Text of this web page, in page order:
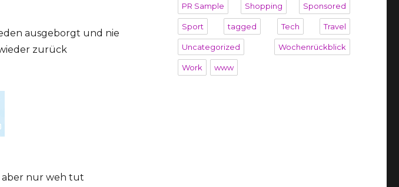
ausgeborgt und nie
zurück
aber nur weh tut
PR Sample Shopping Sponsored
Sport tagged Tech Travel
Uncategorized Wochenrückblick
Work www